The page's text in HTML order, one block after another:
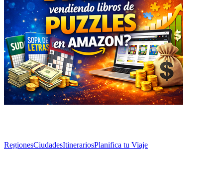
RegionesCiudadesItinerariosPlanifica tu Viaje